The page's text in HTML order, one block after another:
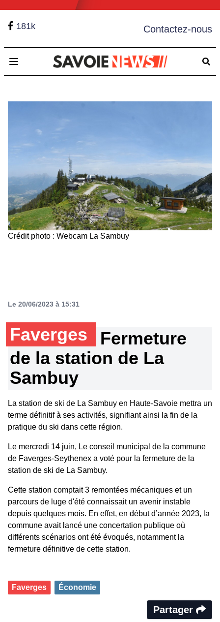
181k Contactez-nous
Open main menu
Crédit photo : Webcam La Sambuy
Le 20/06/2023 à 15:31
Faverges
Fermeture
de la station de La
Sambuy
La station de ski de La Sambuy en Haute-Savoie mettra un
terme définitif à ses activités, signifiant ainsi la fin de la
pratique du ski dans cette région.
Le mercredi 14 juin, Le conseil municipal de la commune
de Faverges-Seythenex a voté pour la fermeture de la
station de ski de La Sambuy.
Cette station comptait 3 remontées mécaniques et un
parcours de luge d'été connaissait un avenir instable
depuis quelques mois. En effet, en début d’année 2023, la
commune avait lancé une concertation publique où
différents scénarios ont été évoqués, notamment la
fermeture définitive de cette station.
Faverges Économie
Partager